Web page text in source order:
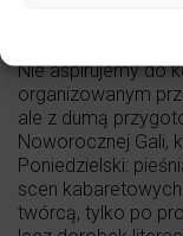
dziewięćdziesięciu
Nie aspirujemy do
organizowanym
ale z dumą
Noworocznej Gali,
Poniedzielski:
scen
twórcą, tylko po